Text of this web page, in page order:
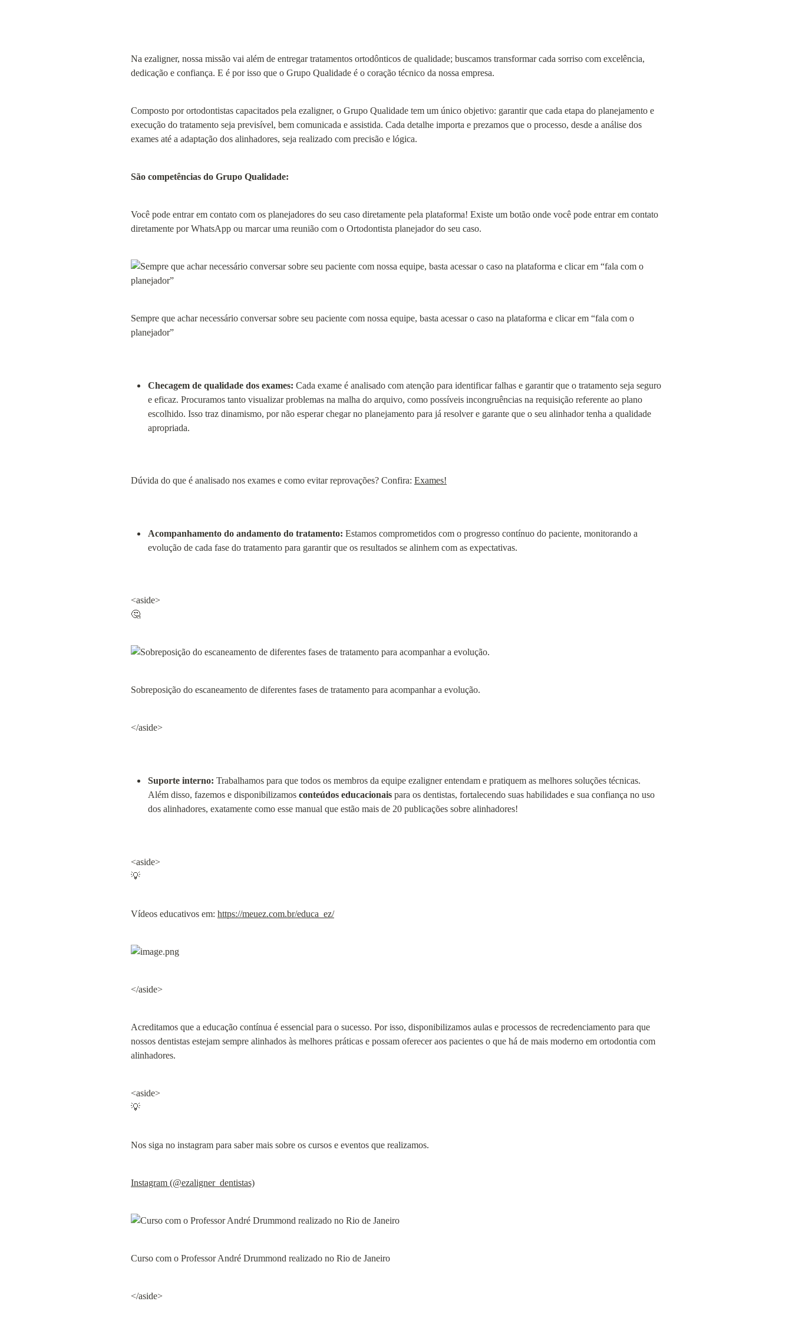
Na ezaligner, nossa missão vai além de entregar tratamentos ortodônticos de qualidade; buscamos transformar cada sorriso com excelência,
dedicação e confiança. E é por isso que o Grupo Qualidade é o coração técnico da nossa empresa.
Composto por ortodontistas capacitados pela ezaligner, o Grupo Qualidade tem um único objetivo: garantir que cada etapa do planejamento e
execução do tratamento seja previsível, bem comunicada e assistida. Cada detalhe importa e prezamos que o processo, desde a análise dos
exames até a adaptação dos alinhadores, seja realizado com precisão e lógica.
São competências do Grupo Qualidade:
Você pode entrar em contato com os planejadores do seu caso diretamente pela plataforma! Existe um botão onde você pode entrar em contato
diretamente por WhatsApp ou marcar uma reunião com o Ortodontista planejador do seu caso.
Sempre que achar necessário conversar sobre seu paciente com nossa equipe, basta acessar o caso na plataforma e clicar em “fala com o
planejador”
Checagem de qualidade dos exames: Cada exame é analisado com atenção para identificar falhas e garantir que o tratamento seja seguro
e eficaz. Procuramos tanto visualizar problemas na malha do arquivo, como possíveis incongruências na requisição referente ao plano
escolhido. Isso traz dinamismo, por não esperar chegar no planejamento para já resolver e garante que o seu alinhador tenha a qualidade
apropriada.
Dúvida do que é analisado nos exames e como evitar reprovações? Confira: Exames!
Acompanhamento do andamento do tratamento: Estamos comprometidos com o progresso contínuo do paciente, monitorando a
evolução de cada fase do tratamento para garantir que os resultados se alinhem com as expectativas.
<aside>
🤔
Sobreposição do escaneamento de diferentes fases de tratamento para acompanhar a evolução.
</aside>
Suporte interno: Trabalhamos para que todos os membros da equipe ezaligner entendam e pratiquem as melhores soluções técnicas.
Além disso, fazemos e disponibilizamos conteúdos educacionais para os dentistas, fortalecendo suas habilidades e sua confiança no uso
dos alinhadores, exatamente como esse manual que estão mais de 20 publicações sobre alinhadores!
<aside>
💡
Vídeos educativos em: https://meuez.com.br/educa_ez/
</aside>
Acreditamos que a educação contínua é essencial para o sucesso. Por isso, disponibilizamos aulas e processos de recredenciamento para que
nossos dentistas estejam sempre alinhados às melhores práticas e possam oferecer aos pacientes o que há de mais moderno em ortodontia com
alinhadores.
<aside>
💡
Nos siga no instagram para saber mais sobre os cursos e eventos que realizamos.
Instagram (@ezaligner_dentistas)
Curso com o Professor André Drummond realizado no Rio de Janeiro
</aside>